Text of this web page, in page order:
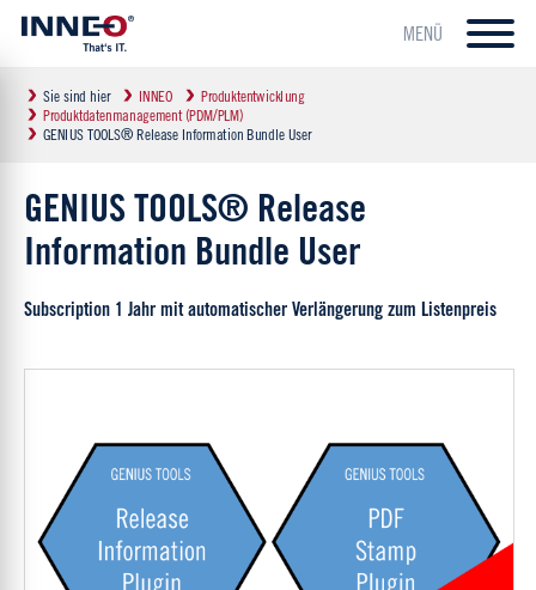
MENÜ
Sie sind hier INNEO
Produktentwicklung
Produktdatenmanagement (PDM/PLM)
GENIUS TOOLS® Release Information Bundle User
GENIUS TOOLS® Release
Information Bundle User
Subscription 1 Jahr mit automatischer Verlängerung zum Listenpreis